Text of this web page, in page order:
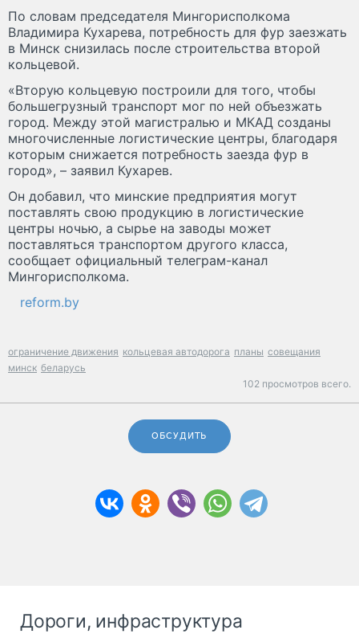
По словам председателя Мингорисполкома
Владимира Кухарева, потребность для фур заезжать
в Минск снизилась после строительства второй
кольцевой.
«Вторую кольцевую построили для того, чтобы
большегрузный транспорт мог по ней объезжать
город. Между этой магистралью и МКАД созданы
многочисленные логистические центры, благодаря
которым снижается потребность заезда фур в
город», – заявил Кухарев.
Он добавил, что минские предприятия могут
поставлять свою продукцию в логистические
центры ночью, а сырье на заводы может
поставляться транспортом другого класса,
сообщает официальный телеграм-канал
Мингорисполкома.
reform.by
ограничение движения кольцевая автодорога планы совещания
минск беларусь
102 просмотров всего.
ОБСУДИТЬ
Дороги, инфраструктура